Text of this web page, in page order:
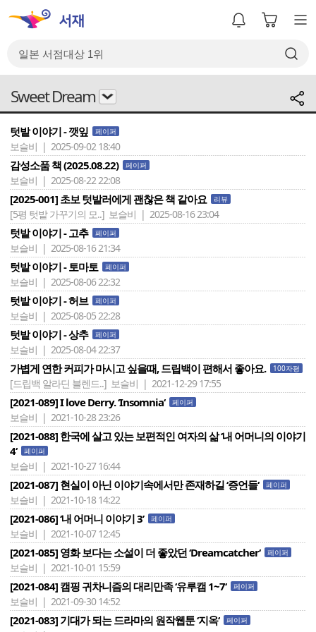
Sweet Dream
텃밭 이야기 - 깻잎 페이퍼
보슬비 | 2025-09-02 18:40
감성소품 책 (2025.08.22) 페이퍼
보슬비 | 2025-08-22 22:08
[2025-001] 초보 텃밭러에게 괜찮은 책 같아요 리뷰
[5평 텃밭 가꾸기의 모..] 보슬비 | 2025-08-16 23:04
텃밭 이야기 - 고추 페이퍼
보슬비 | 2025-08-16 21:34
텃밭 이야기 - 토마토 페이퍼
보슬비 | 2025-08-06 22:32
텃밭 이야기 - 허브 페이퍼
보슬비 | 2025-08-05 22:28
텃밭 이야기 - 상추 페이퍼
보슬비 | 2025-08-04 22:37
가볍게 연한 커피가 마시고 싶을때, 드립백이 편해서 좋아요. 100자평
[드립백 알라딘 블렌드..] 보슬비 | 2021-12-29 17:55
[2021-089] I love Derry. ‘Insomnia‘ 페이퍼
보슬비 | 2021-10-28 23:26
[2021-088] 한국에 살고 있는 보편적인 여자의 삶 ‘내 어머니의 이야기
4‘
페이퍼
보슬비 | 2021-10-27 16:44
[2021-087] 현실이 아닌 이야기속에서만 존재하길 ‘증언들‘ 페이퍼
보슬비 | 2021-10-18 14:22
[2021-086] ‘내 어머니 이야기 3’ 페이퍼
보슬비 | 2021-10-07 12:45
[2021-085] 영화 보다는 소설이 더 좋았던 ‘Dreamcatcher‘ 페이퍼
보슬비 | 2021-10-01 15:59
[2021-084] 캠핑 귀차니즘의 대리만족 ‘유루캠 1~7‘ 페이퍼
보슬비 | 2021-09-30 14:52
[2021-083] 기대가 되는 드라마의 원작웹툰 ‘지옥‘ 페이퍼